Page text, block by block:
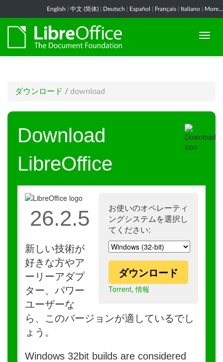
English 中文 (简体) Deutsch Español Français Italiano More...
ダウンロード / download
Download
LibreOffice
お使いのオペレーティ
ングシステムを選択し
てください:
ダウンロード
Torrent,情報
26.2.5
新しい技術が
好きな方やア
ーリーアダプ
ター、パワー
ユーザーな
ら、このバージョンが適しているでし
ょう。
Windows 32bit builds are considered